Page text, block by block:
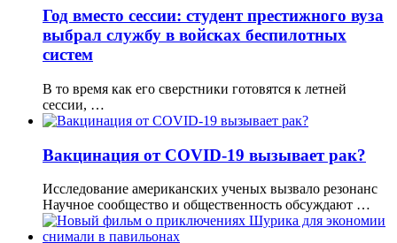
Год вместо сессии: студент престижного вуза
выбрал службу в войсках беспилотных
систем
В то время как его сверстники готовятся к летней
сессии, …
Вакцинация от COVID-19 вызывает рак?
Исследование американских ученых вызвало резонанс
Научное сообщество и общественность обсуждают …